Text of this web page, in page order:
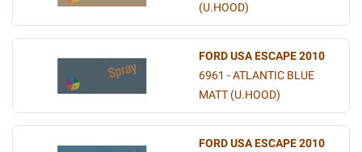
(U.HOOD)
FORD USA ESCAPE 2010
6961 - ATLANTIC BLUE
MATT (U.HOOD)
FORD USA ESCAPE 2010